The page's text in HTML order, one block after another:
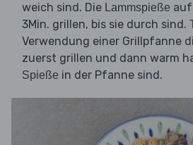
weich sind. Die Lammspieße
3Min. grillen, bis sie durch sind.
Verwendung einer Grillpfanne
zuerst grillen und dann warm
Spieße in der Pfanne sind.